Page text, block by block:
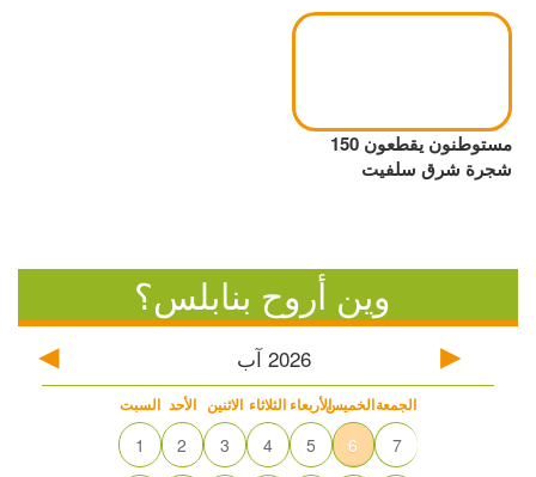
مستوطنون يقطعون 150
شجرة شرق سلفيت
وين أروح بنابلس؟
2026 آب
السبت الأحد الاثنين الثلاثاء الأربعاءالخميسالجمعة
1 2 3 4 5 6 7